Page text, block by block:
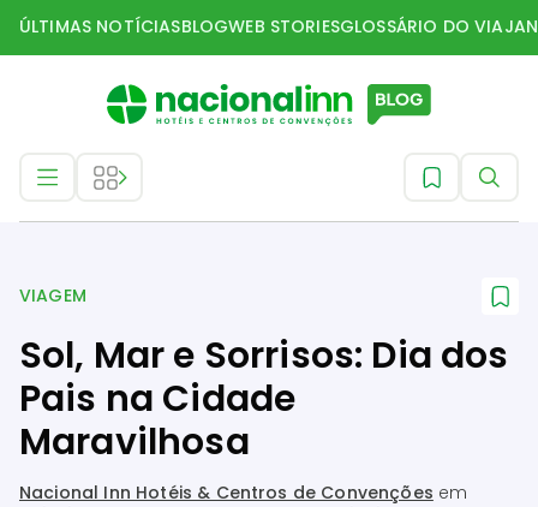
ÚLTIMAS NOTÍCIASBLOGWEB STORIESGLOSSÁRIO DO
VIAGEM
Sol, Mar e Sorrisos: Dia dos
Pais na Cidade
Maravilhosa
Nacional Inn Hotéis & Centros de Convenções em